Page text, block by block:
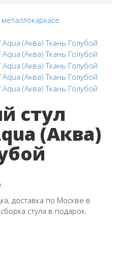
стул
(Аква)
доставка по Москве в
стула в подарок.